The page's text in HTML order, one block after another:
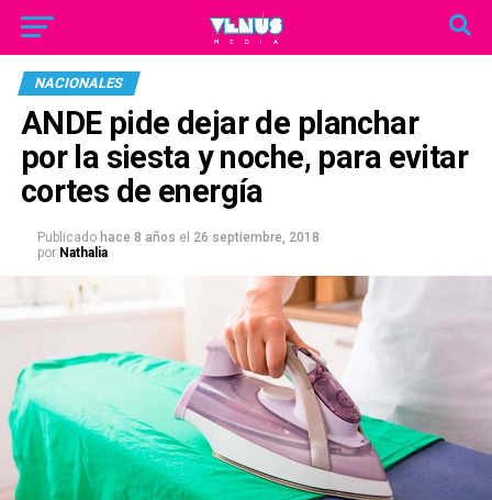
NACIONALES
ANDE pide dejar de planchar
por la siesta y noche, para evitar
cortes de energía
Publicado hace 8 años el 26 septiembre, 2018
por Nathalia